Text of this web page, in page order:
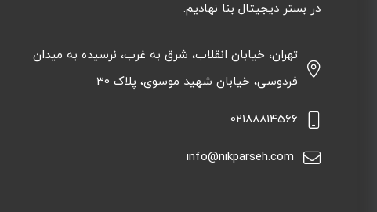
در بستر دیجیتال بنا نهادیم.
تهران، خیابان انقلاب، شرق به غرب، نرسیده به میدان
فردوسی، خیابان شهید موسوی، پلاک 30
02188814566
info@nikparseh.com